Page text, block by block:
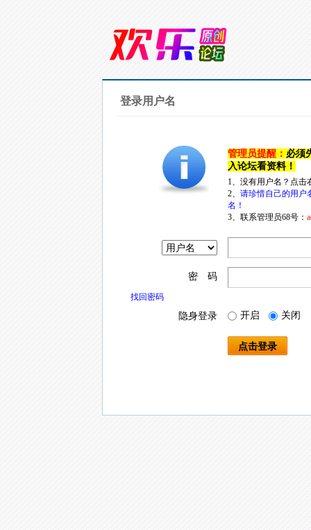
登录用户名
管理员提醒： 必须
入论坛看资料！
1、没有用户名？点
2、 请珍惜自己的用户
名！
3、联系管理员68号：
密 码
找回密码
隐身登录 开启 关闭
点击登录